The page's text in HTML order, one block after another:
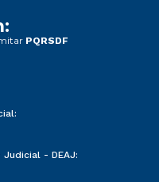
PQRSDF
- DEAJ: